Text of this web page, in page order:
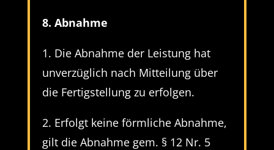
8. Abnahme
1. Die Abnahme der Leistung hat
unverzüglich nach Mitteilung über
die Fertigstellung zu erfolgen.
2. Erfolgt keine förmliche Abnahme,
gilt die Abnahme gem. § 12 Nr. 5